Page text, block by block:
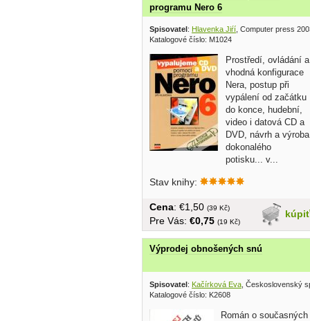
programu Nero 6
Spisovatel : Hlavenka Jiŕí , Computer press
Katalogové číslo: M1024
Prostředí, ovládání a
vhodná konfigurace
Nera, postup při
vypálení od začátku
do konce, hudební,
video i datová CD a
DVD, návrh a výroba
dokonalého
potisku... v...
Stav knihy:
kúpiť
Cena: €1,50 (39 Kč)
Pre Vás: €0,75 (19 Kč)
Výprodej obnošených snú
Spisovatel: Kačírková Eva , Československý
Katalogové číslo: K2608
Román o současných